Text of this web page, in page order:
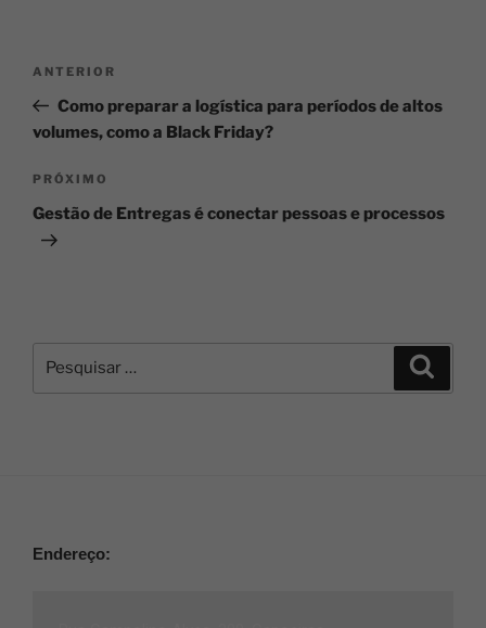
ANTERIOR
Como preparar a logística para períodos de altos
volumes, como a Black Friday?
PRÓXIMO
Gestão de Entregas é conectar pessoas e processos
Endereço: